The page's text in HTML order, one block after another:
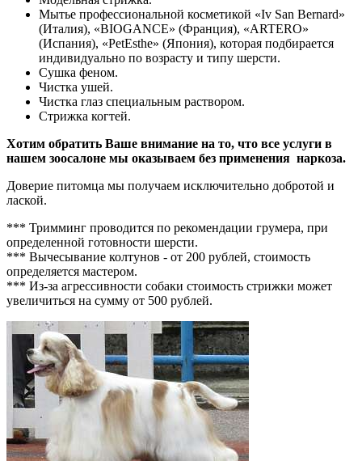
Мытье профессиональной косметикой «Iv San Bernard»
(Италия), «BIOGANCE» (Франция), «ARTERO»
(Испания), «PetEsthe» (Япония), которая подбирается
индивидуально по возрасту и типу шерсти.
Сушка феном.
Чистка ушей.
Чистка глаз специальным раствором.
Стрижка когтей.
Хотим обратить Ваше внимание на то, что все услуги в
нашем зоосалоне мы оказываем без применения наркоза.
Доверие питомца мы получаем исключительно добротой и
лаской.
*** Тримминг проводится по рекомендации грумера, при
определенной готовности шерсти.
*** Вычесывание колтунов - от 200 рублей, стоимость
определяется мастером.
*** Из-за агрессивности собаки стоимость стрижки может
увеличиться на сумму от 500 рублей.